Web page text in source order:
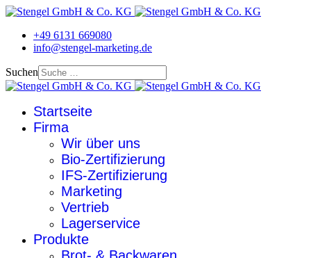
+49 6131 669080
info@stengel-marketing.de
Suchen
Startseite
Firma
Wir über uns
Bio-Zertifizierung
IFS-Zertifizierung
Marketing
Vertrieb
Lagerservice
Produkte